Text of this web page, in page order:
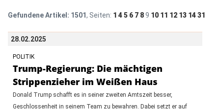
Gefundene Artikel: 1501, Seiten: 1 4 5 6 7 8 9 10 11 12 13 14 31
28.02.2025
POLITIK
Trump-Regierung: Die mächtigen
Strippenzieher im Weißen Haus
Donald Trump schafft es in seiner zweiten Amtszeit besser,
Geschlossenheit in seinem Team zu bewahren. Dabei setzt er auf